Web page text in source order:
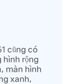
cũng có
hình rộng
màn hình
xanh,